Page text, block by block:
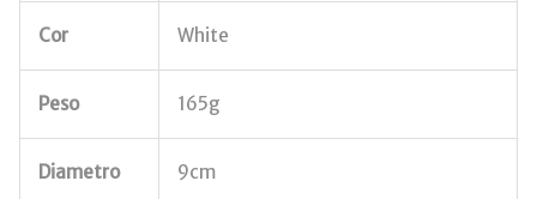
Cor White
Peso 165g
Diametro 9cm